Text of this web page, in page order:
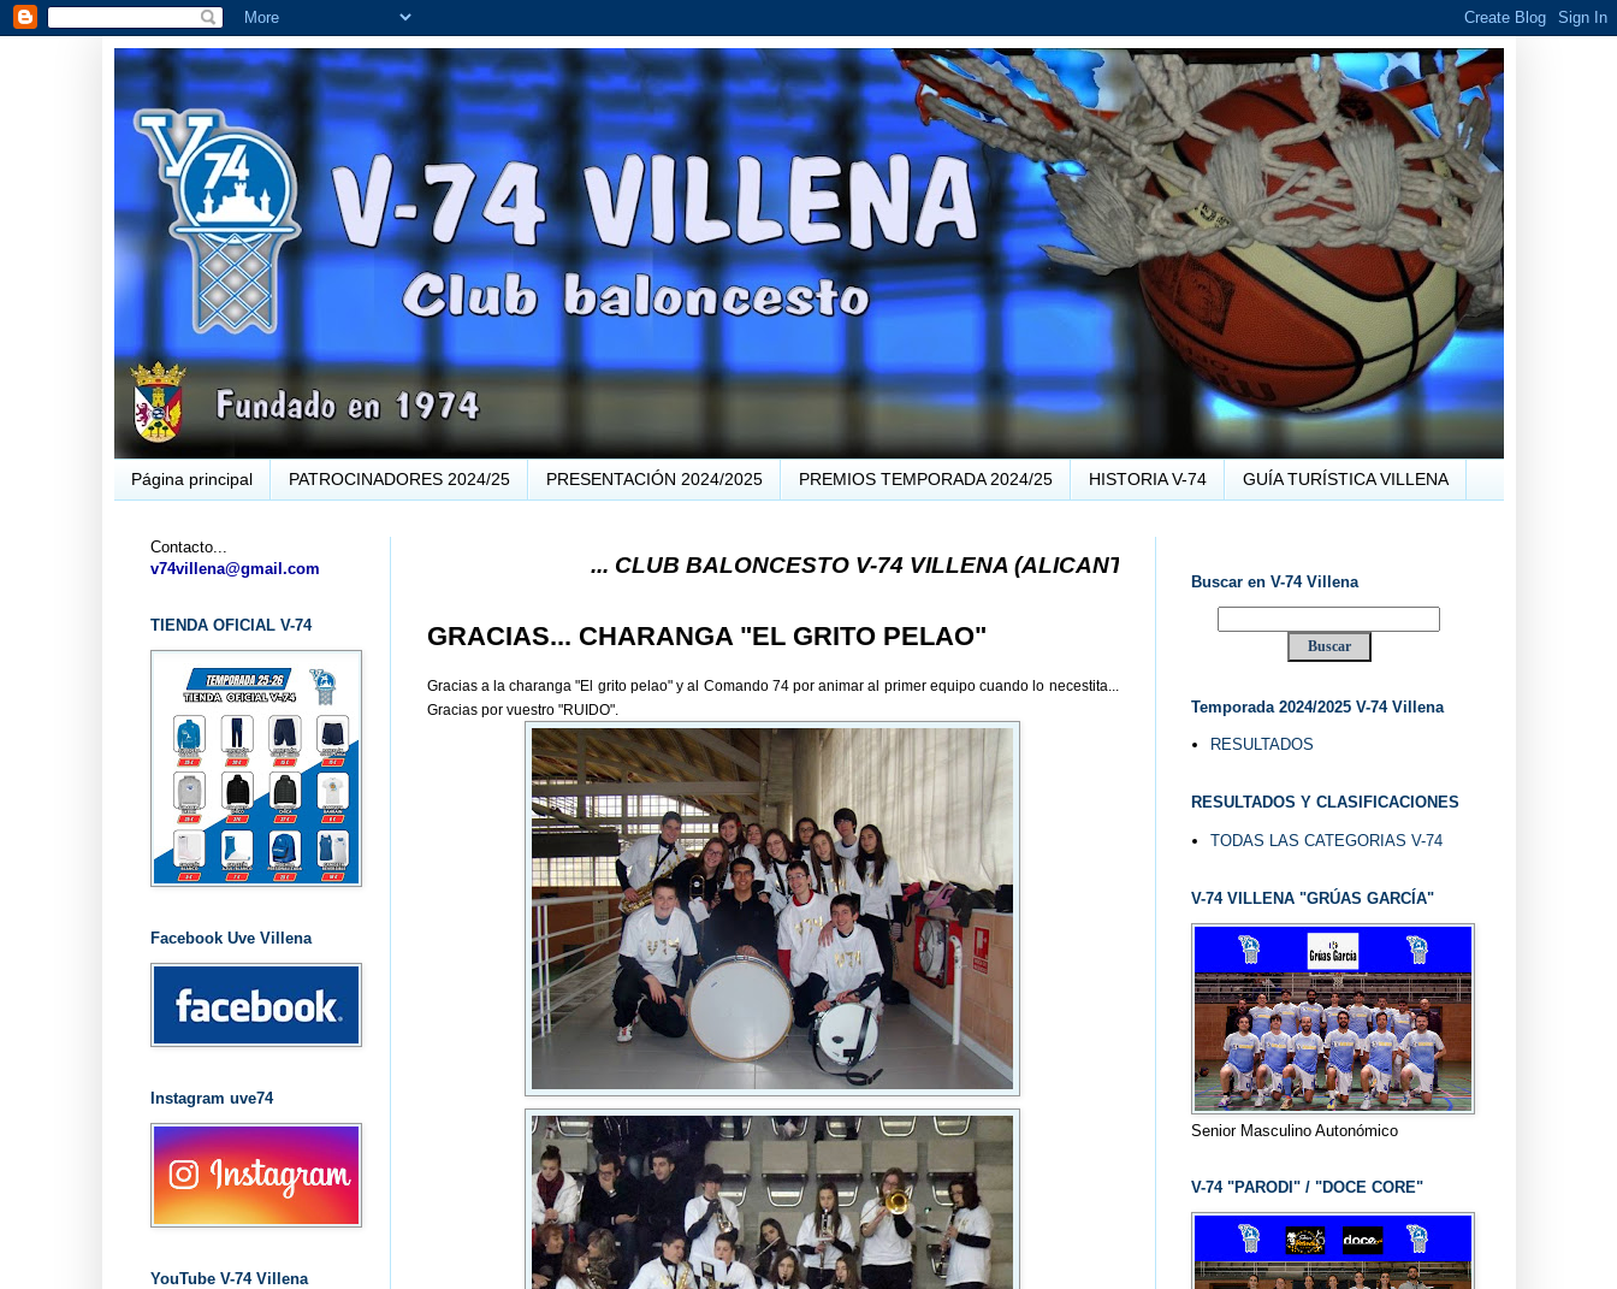
Página principal PATROCINADORES 2024/25 PRESENTACIÓN 2024/2025 PREMIOS TEMPORADA 2024/25 HISTORIA V-74 GUÍA TURÍSTICA VILLENA
... CLUB BALONCESTO V-74 VILLENA (ALICANTE) ... V-74 VILLENA DESDE 1.974 ... EL "UVE" ...
GRACIAS... CHARANGA "EL GRITO PELAO"
Gracias a la charanga "El grito pelao" y al Comando 74 por animar al primer equipo cuando lo necestita...
Gracias por vuestro "RUIDO".
Contacto...
v74villena@gmail.com
TIENDA OFICIAL V-74
Facebook Uve Villena
Instagram uve74
YouTube V-74 Villena
Buscar en V-74 Villena
Temporada 2024/2025 V-74 Villena
RESULTADOS
RESULTADOS Y CLASIFICACIONES
TODAS LAS CATEGORIAS V-74
V-74 VILLENA "GRÚAS GARCÍA"
Senior Masculino Autonómico
V-74 "PARODI" / "DOCE CORE"